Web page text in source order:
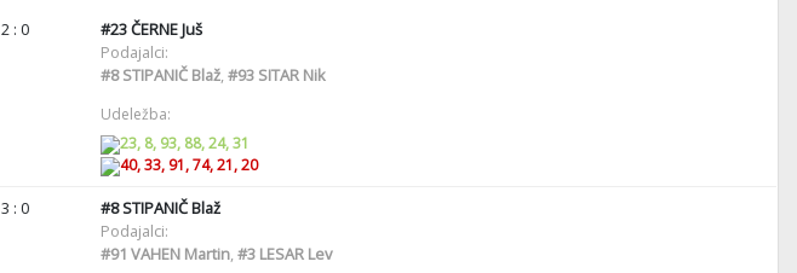
2 : 0 #23ČERNE Juš
Podajalci:
#8STIPANIČ Blaž,#93SITAR Nik
Udeležba:
23, 8, 93, 88, 24, 31
40, 33, 91, 74, 21, 20
3 : 0 #8STIPANIČ Blaž
Podajalci:
#91 VAHEN Martin,#3LESAR Lev